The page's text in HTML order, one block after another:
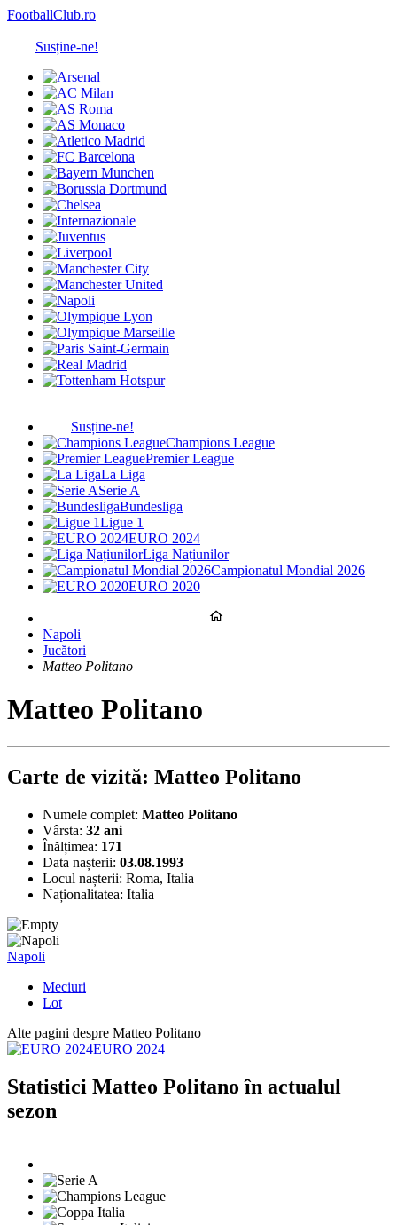
FootballClub.ro
Susține-ne!
Susține-ne!
Champions League
Premier League
La Liga
Serie A
Bundesliga
Ligue 1
EURO 2024
Liga Națiunilor
Campionatul Mondial 2026
EURO 2020
Napoli
Jucători
Matteo Politano
Matteo Politano
Carte de vizită: Matteo Politano
Numele complet: Matteo Politano
Vârsta: 32 ani
Înălțimea: 171
Data nașterii: 03.08.1993
Locul nașterii: Roma, Italia
Naționalitatea: Italia
Napoli
Meciuri
Lot
Alte pagini despre Matteo Politano
EURO 2024
Statistici Matteo Politano în actualul
sezon